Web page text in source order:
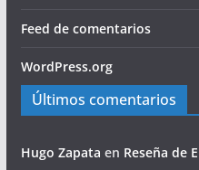
Feed de comentarios
WordPress.org
Últimos comentarios
Hugo Zapata en Reseña de